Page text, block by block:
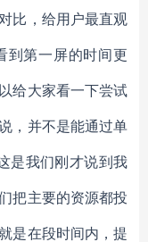
比，给用户最直观
到第一屏的时间更
给大家看一下尝试
，并不是能通过单
是我们刚才说到我
把主要的资源都投
是在段时间内，提